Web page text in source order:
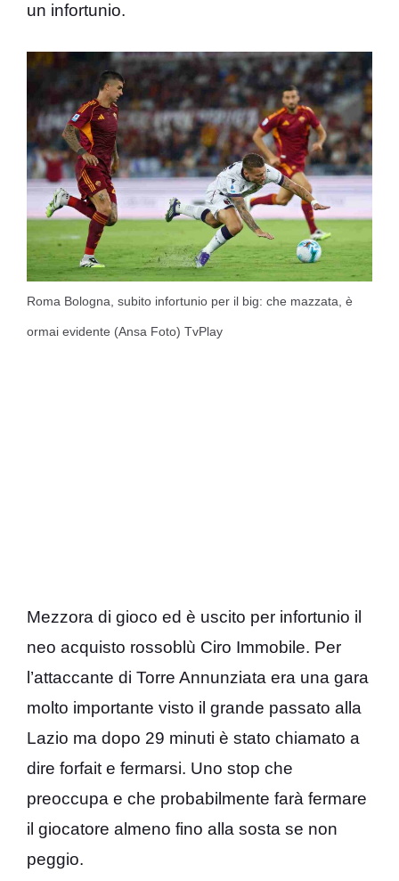
un infortunio.
Roma Bologna, subito infortunio per il big: che mazzata, è
ormai evidente (Ansa Foto) TvPlay
Mezzora di gioco ed è uscito per infortunio il
neo acquisto rossoblù Ciro Immobile. Per
l’attaccante di Torre Annunziata era una gara
molto importante visto il grande passato alla
Lazio ma dopo 29 minuti è stato chiamato a
dire forfait e fermarsi. Uno stop che
preoccupa e che probabilmente farà fermare
il giocatore almeno fino alla sosta se non
peggio.